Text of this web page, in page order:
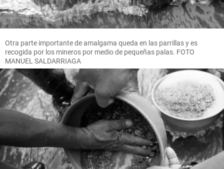
Otra parte importante de amalgama queda en las parrillas y es
recogida por los mineros por medio de pequeñas palas. FOTO
MANUEL SALDARRIAGA